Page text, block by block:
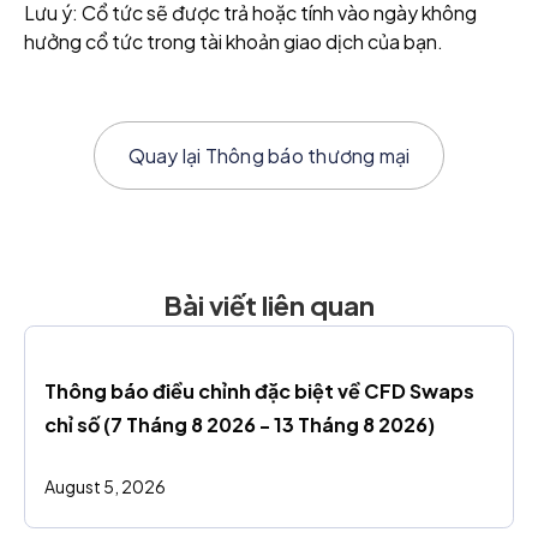
Lưu ý: Cổ tức sẽ được trả hoặc tính vào ngày không
hưởng cổ tức trong tài khoản giao dịch của bạn.
Quay lại Thông báo thương mại
Bài viết liên quan
Thông báo điều chỉnh đặc biệt về CFD Swaps
chỉ số (7 Tháng 8 2026 - 13 Tháng 8 2026)
August 5, 2026